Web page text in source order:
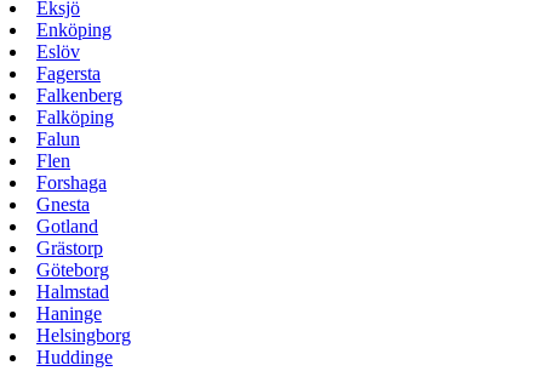
Eksjö
Enköping
Eslöv
Fagersta
Falkenberg
Falköping
Falun
Flen
Forshaga
Gnesta
Gotland
Grästorp
Göteborg
Halmstad
Haninge
Helsingborg
Huddinge